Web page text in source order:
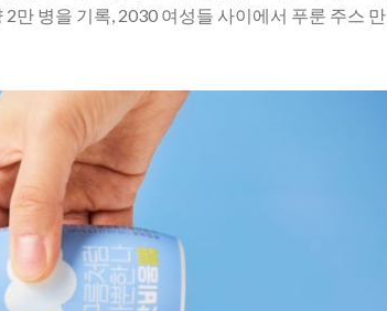
만 병을 기록, 2030 여성들 사이에서 푸룬 주스 만